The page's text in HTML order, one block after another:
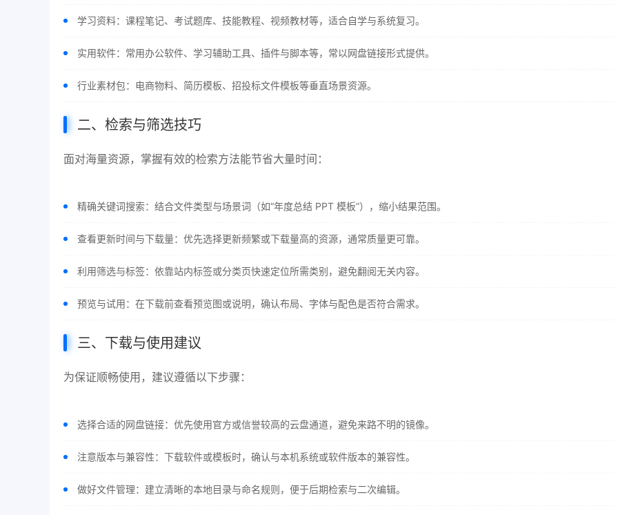
学习资料：课程笔记、考试题库、技能教程、视频教材等，适合自学与系统复习。
实用软件：常用办公软件、学习辅助工具、插件与脚本等，常以网盘链接形式提供。
行业素材包：电商物料、简历模板、招投标文件模板等垂直场景资源。
二、检索与筛选技巧
面对海量资源，掌握有效的检索方法能节省大量时间：
精确关键词搜索：结合文件类型与场景词（如“年度总结 PPT 模板”），缩小结果范围。
查看更新时间与下载量：优先选择更新频繁或下载量高的资源，通常质量更可靠。
利用筛选与标签：依靠站内标签或分类页快速定位所需类别，避免翻阅无关内容。
预览与试用：在下载前查看预览图或说明，确认布局、字体与配色是否符合需求。
三、下载与使用建议
为保证顺畅使用，建议遵循以下步骤：
选择合适的网盘链接：优先使用官方或信誉较高的云盘通道，避免来路不明的镜像。
注意版本与兼容性：下载软件或模板时，确认与本机系统或软件版本的兼容性。
做好文件管理：建立清晰的本地目录与命名规则，便于后期检索与二次编辑。